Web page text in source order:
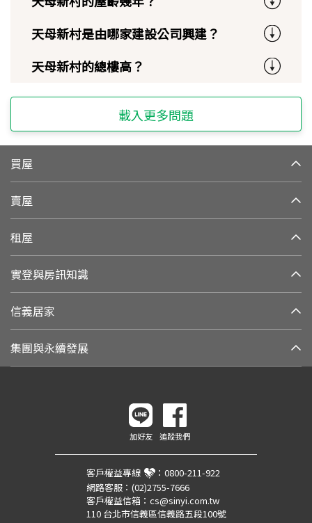
天母新村是由哪家建設公司興建？
天母新村的總樓高？
載入更多問題
買屋
賣屋
租屋
實登與房訊知識
信義居家
集團與永續發展
加好友 追蹤我們
客戶權益專線 ： 0800-211-922
網路客服： (02)2755-7666
客戶權益信箱： cs@sinyi.com.tw
110 台北市信義區信義路五段100號